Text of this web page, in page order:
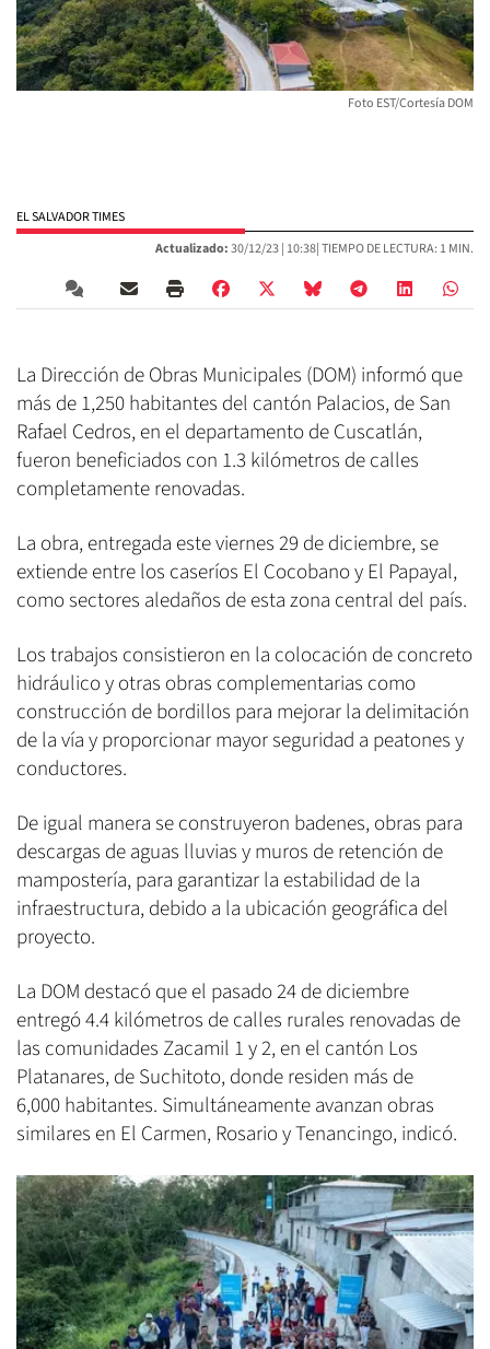
Foto EST/Cortesía DOM
EL SALVADOR TIMES
Actualizado:30/12/23 | 10:38| TIEMPO DE LECTURA: 1 MIN.
La Dirección de Obras Municipales (DOM) informó que
más de 1,250 habitantes del cantón Palacios, de San
Rafael Cedros, en el departamento de Cuscatlán,
fueron beneficiados con 1.3 kilómetros de calles
completamente renovadas.
La obra, entregada este viernes 29 de diciembre, se
extiende entre los caseríos El Cocobano y El Papayal,
como sectores aledaños de esta zona central del país.
Los trabajos consistieron en la colocación de concreto
hidráulico y otras obras complementarias como
construcción de bordillos para mejorar la delimitación
de la vía y proporcionar mayor seguridad a peatones y
conductores.
De igual manera se construyeron badenes, obras para
descargas de aguas lluvias y muros de retención de
mampostería, para garantizar la estabilidad de la
infraestructura, debido a la ubicación geográfica del
proyecto.
La DOM destacó que el pasado 24 de diciembre
entregó 4.4 kilómetros de calles rurales renovadas de
las comunidades Zacamil 1 y 2, en el cantón Los
Platanares, de Suchitoto, donde residen más de
6,000 habitantes. Simultáneamente avanzan obras
similares en El Carmen, Rosario y Tenancingo, indicó.